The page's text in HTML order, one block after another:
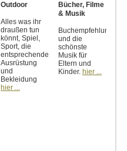
Outdoor
Alles was ihr
draußen tun
könnt, Spiel,
Sport, die
entsprechende
Ausrüstung
und
Bekleidung
hier ...
Bücher, Filme
& Musik
Buchempfehlungen
und die
schönste
Musik für
Eltern und
Kinder. hier ...